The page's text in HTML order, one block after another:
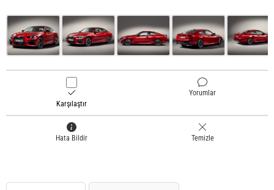
Karşılaştır
Yorumlar
Hata Bildir Temizle